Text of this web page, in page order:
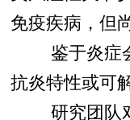
免疫疾病，但
鉴于炎症会
抗炎特性或可
研究团队对